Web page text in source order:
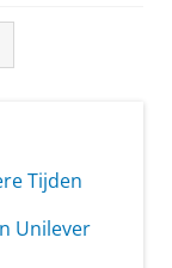
Tijden
Unilever